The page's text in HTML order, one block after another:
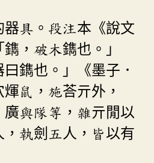
器具。段注本《說文
，破木鐫也。」
鐫也。」《墨子．
鼠，施荅亓外，
與隊等，雜亓閒以
執劍五人，皆以有